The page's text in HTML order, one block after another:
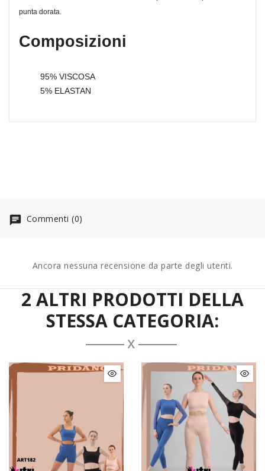
punta dorata.
Composizioni
95% VISCOSA
5% ELASTAN
Commenti (0)
Ancora nessuna recensione da parte degli utenti.
2 ALTRI PRODOTTI DELLA
STESSA CATEGORIA: